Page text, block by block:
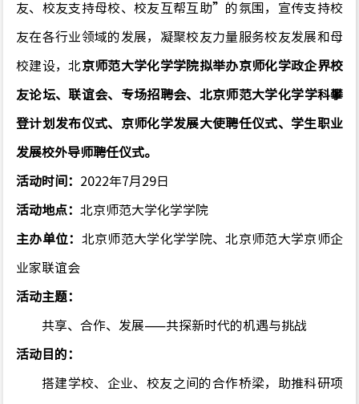
友、校友支持母校、校友互帮互助” 的氛围，宣传支持校
友在各行业领域的发展，凝聚校友力量服务校友发展和母
校建设，北京师范大学化学学院拟举办京师化学政企界校
友论坛、 联谊会、 专场招聘会、 北京师范大学化学学科攀
登计划发布仪式、 京师化学发展大使聘任仪式、学生职业
发展校外导师聘任仪式。
活动时间： 2022年7月 29日
活动地点： 北京师范大学化学学院
主办单位： 北京师范大学化学学院、北京师范大学京师企
业家联谊会
活动主题：
共享、合作、发展——共探新时代的机遇与挑战
活动目的：
搭建学校、企业、校友之间的合作桥梁，助推科研项